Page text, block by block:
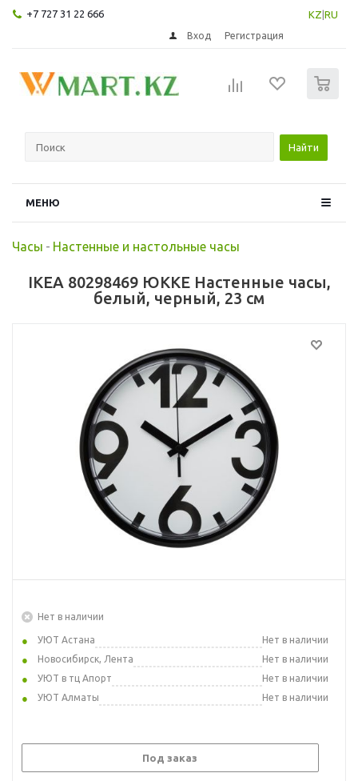
+7 727 31 22 666 KZ RU
Вход Регистрация
Найти
МЕНЮ
Часы - Настенные и настольные часы
IKEA 80298469 ЮККЕ Настенные часы,
белый, черный, 23 см
Нет в наличии
УЮТ Астана
Нет в наличии
Новосибирск, Лента
Нет в наличии
УЮТ в тц Апорт
Нет в наличии
УЮТ Алматы
Нет в наличии
Под заказ